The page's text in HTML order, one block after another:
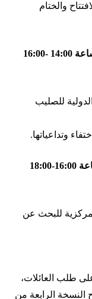
والختام
حفل الافتتاح – 11 تشرين الثاني/نوفمبر، الساعة 14:00 -16:00
للصليب
وتداعياتها.
حفل الختام – 13 تشرين الثاني/نوفمبر، الساعة 16:00-18:00
للبحث عن
في سراييفو عام 2019 بناءً على طلب العائلات،
النسخة الرابعة من